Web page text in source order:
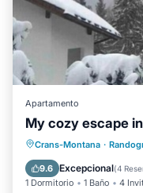
Apartamento
My cozy escape
Crans-Montana ·
9.6 Excepcional(4
1 Dormitorio 1 Baño 4
Chimenea/
Cocina